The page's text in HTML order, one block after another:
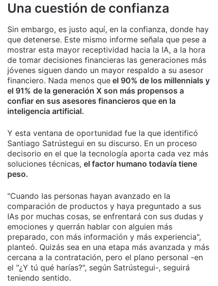
Una cuestión de confianza
Sin embargo, es justo aquí, en la confianza, donde hay
que detenerse. Este mismo informe señala que pese a
mostrar esta mayor receptividad hacia la IA, a la hora
de tomar decisiones financieras las generaciones más
jóvenes siguen dando un mayor respaldo a su asesor
financiero. Nada menos que el 90% de los millennials y
el 91% de la generación X son más propensos a
confiar en sus asesores financieros que en la
inteligencia artificial.
Y esta ventana de oportunidad fue la que identificó
Santiago Satrústegui en su discurso. En un proceso
decisorio en el que la tecnología aporta cada vez más
soluciones técnicas, el factor humano todavía tiene
peso.
"Cuando las personas hayan avanzado en la
comparación de productos y haya preguntado a sus
IAs por muchas cosas, se enfrentará con sus dudas y
emociones y querrán hablar con alguien más
preparado, con más información y más experiencia",
planteó. Quizás sea en una etapa más avanzada y más
cercana a la contratación, pero el plano personal -en
el "¿Y tú qué harías?", según Satrústegui-, seguirá
teniendo sentido.